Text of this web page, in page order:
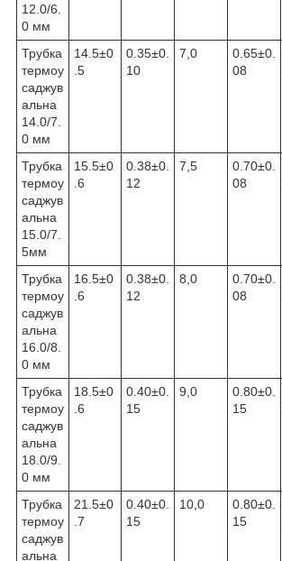
12.0/6.
0 мм
Трубка
термоу
саджув
альна
14.0/7.
0 мм
14.5±0
.5
0.35±0.
10
7,0
0.65±0.
08
Трубка
термоу
саджув
альна
15.0/7.
5мм
15.5±0
.6
0.38±0.
12
7,5
0.70±0.
08
Трубка
термоу
саджув
альна
16.0/8.
0 мм
16.5±0
.6
0.38±0.
12
8,0
0.70±0.
08
Трубка
термоу
саджув
альна
18.0/9.
0 мм
18.5±0
.6
0.40±0.
15
9,0
0.80±0.
15
Трубка
термоу
саджув
альна
21.5±0
.7
0.40±0.
15
10,0
0.80±0.
15